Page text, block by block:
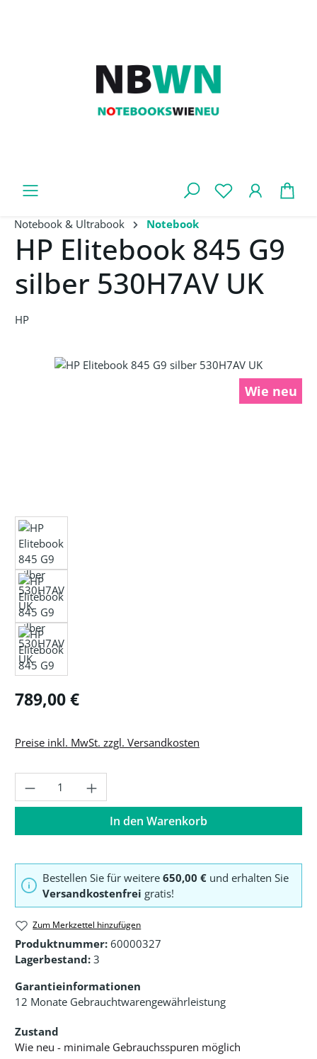
Notebook & Ultrabook Notebook
HP Elitebook 845 G9
silber 530H7AV UK
HP
Bildergalerie überspringen
Wie neu
Regulärer Preis:
789,00 €
Preise inkl. MwSt. zzgl. Versandkosten
Produkt Anzahl: Gib den gewünschten
In den Warenkorb
Bestellen Sie für weitere 650,00 € und erhalten Sie
Versandkostenfrei gratis!
Zum Merkzettel hinzufügen
Produktnummer: 60000327
Lagerbestand: 3
Garantieinformationen
12 Monate Gebrauchtwarengewährleistung
Zustand
Wie neu - minimale Gebrauchsspuren möglich